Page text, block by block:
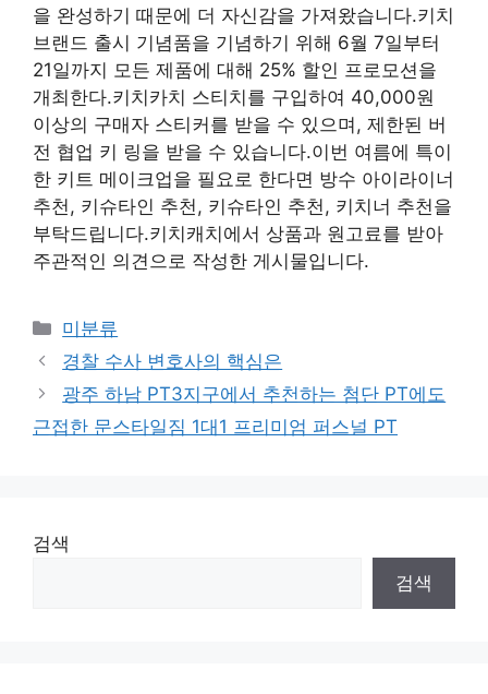
을 완성하기 때문에 더 자신감을 가져왔습니다.키치
브랜드 출시 기념품을 기념하기 위해 6월 7일부터
21일까지 모든 제품에 대해 25% 할인 프로모션을
개최한다.키치카치 스티치를 구입하여 40,000원
이상의 구매자 스티커를 받을 수 있으며, 제한된 버
전 협업 키 링을 받을 수 있습니다.이번 여름에 특이
한 키트 메이크업을 필요로 한다면 방수 아이라이너
추천, 키슈타인 추천, 키슈타인 추천, 키치너 추천을
부탁드립니다.키치캐치에서 상품과 원고료를 받아
주관적인 의견으로 작성한 게시물입니다.
Categories
미분류
경찰 수사 변호사의 핵심은
광주 하남 PT3지구에서 추천하는 첨단 PT에도
근접한 문스타일짐 1대1 프리미엄 퍼스널 PT
검색
검색